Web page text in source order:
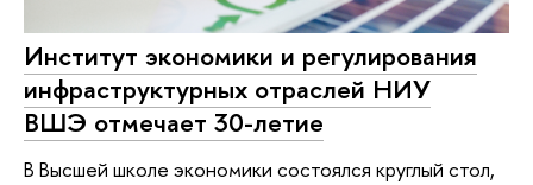
Институт экономики и регулирования
инфраструктурных отраслей НИУ
ВШЭ отмечает 30-летие
В Высшей школе экономики состоялся круглый стол,